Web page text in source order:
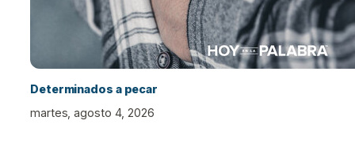
Determinados a pecar
martes, agosto 4, 2026